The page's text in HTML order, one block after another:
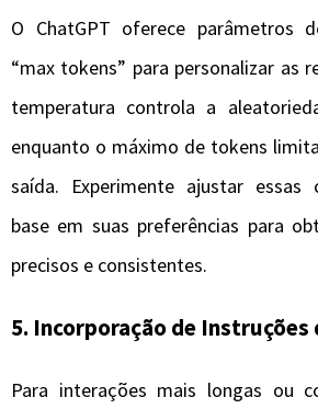
O ChatGPT oferece parâmetros
“max tokens” para personalizar as
temperatura controla a
enquanto o máximo de tokens
saída. Experimente ajustar essas
base em suas preferências para
precisos e consistentes.
5. Incorporação de Instruções
Para interações mais longas ou